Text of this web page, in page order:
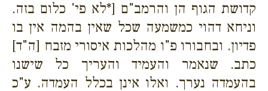
קדושת הגוף הן והרמב"ם [*לא פי' כלום בזה.
וניחא דהוי כמשמעה שכל שאין בהמה אין בו
פדיון. ובחבורו פ"ו מהלכות איסורי מזבח [ה"ד]
כתב. שנאמר והעמיד והעריך כל שישנו
בהעמדה נערך. ואלו אינן בכלל העמדה. ע"כ